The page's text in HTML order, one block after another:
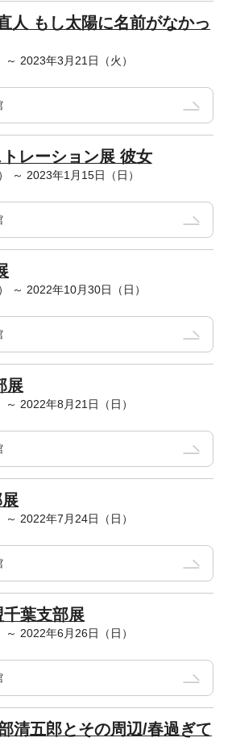
人 もし太陽に名前がなかっ
2023年3月21日（火）
レーション展 彼女
～ 2023年1月15日（日）
～ 2022年10月30日（日）
展
2022年8月21日（日）
2022年7月24日（日）
葉支部展
2022年6月26日（日）
清五郎とその周辺/春過ぎて